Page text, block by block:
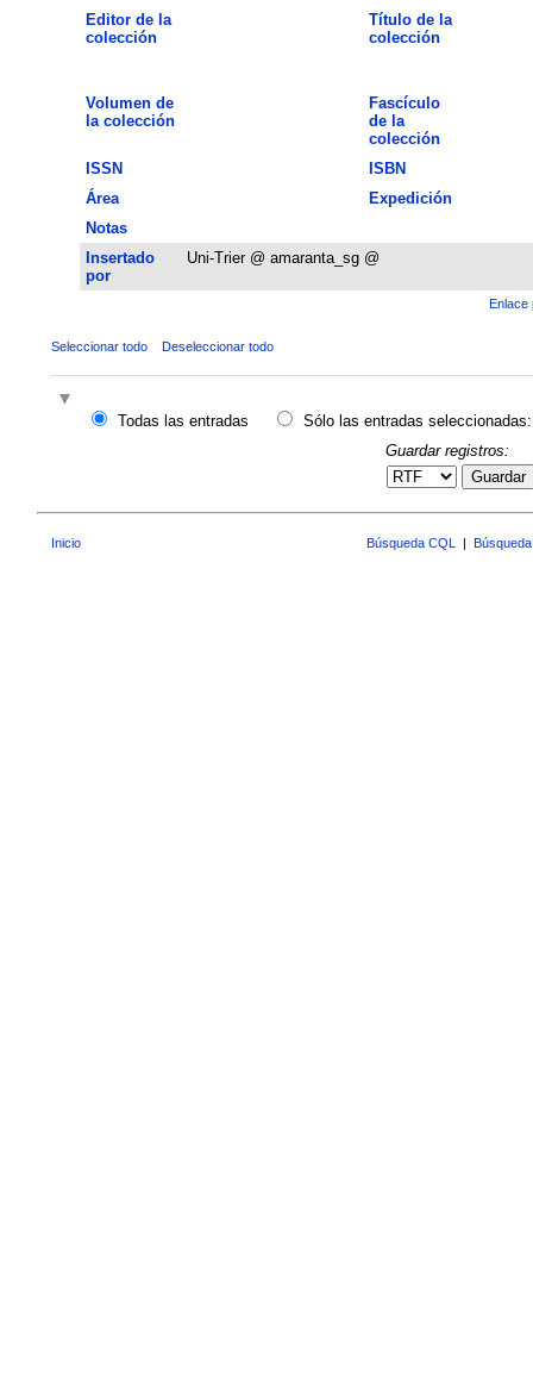
Editor de la
colección
Título de la
colección
Volumen de
la colección
Fascículo
de la
colección
ISSN
ISBN
Área
Expedición
Notas
Insertado
por
Uni-Trier @ amaranta_sg @
Enlace
Seleccionar todo Deseleccionar todo
Todas las entradas
Sólo las entradas seleccionadas:
Guardar registros:
Guardar
Inicio Búsqueda CQL